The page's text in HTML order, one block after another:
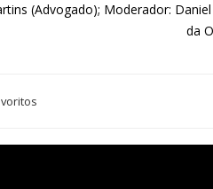
(Advogado); Moderador:
da